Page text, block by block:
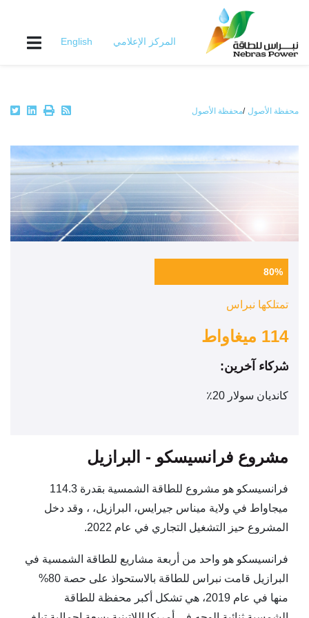
main
content
المركز الإعلامي English
Breadcrumb
محفظة الأصول محفظة الأصول
80%
تمتلكها نبراس
114 ميغاواط
ﴍﻛﺎء آﺧﺮﻳﻦ:
كانديان سولار 20٪
مشروع فرانسيسكو - البرازيل
فرانسيسكو هو مشروع للطاقة الشمسية بقدرة 114.3
ميجاواط في ولاية ميناس جيرايس، البرازيل، ، وقد دخل
المشروع حيز التشغيل التجاري في عام 2022.
فرانسيسكو هو واحد من أربعة مشاريع للطاقة الشمسية في
البرازيل قامت نبراس للطاقة بالاستحواذ على حصة 80%
منها في عام 2019، هي تشكل أكبر محفظة للطاقة